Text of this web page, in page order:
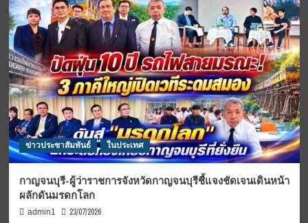
ข่าวประชาสัมพันธ์ ในประเทศ
กาญจนบุรี-ผู้ว่าราชการจังหวัดกาญจนบุรีชี้แจงชัดเจนเดินหน้า
ผลักดันมรดกโลก
admin1 23/07/2026